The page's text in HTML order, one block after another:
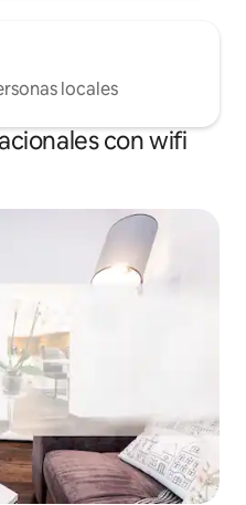
locales
con wifi